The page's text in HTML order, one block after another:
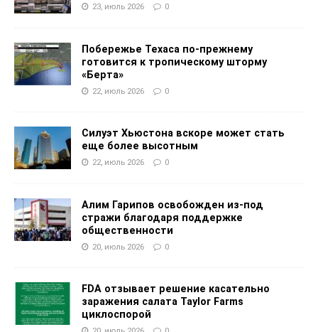
23, июль 2026 0
Побережье Техаса по-прежнему
готовится к тропическому шторму
«Берта»
22, июль 2026 0
Силуэт Хьюстона вскоре может стать
еще более высотным
22, июль 2026 0
Алим Гарипов освобожден из-под
стражи благодаря поддержке
общественности
20, июль 2026 0
FDA отзывает решение касательно
заражения салата Taylor Farms
циклоспорой